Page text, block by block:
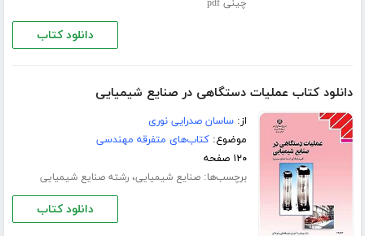
چینی pdf
دانلود کتاب
دانلود کتاب عملیات دستگاهی در صنایع شیمیایی
از:ساسان صدرایی نوری
موضوع:کتاب‌های متفرقه مهندسی
۱۲۰ صفحه
برچسب‌ها:صنایع شیمیایی،رشته صنایع شیمیایی
دانلود کتاب